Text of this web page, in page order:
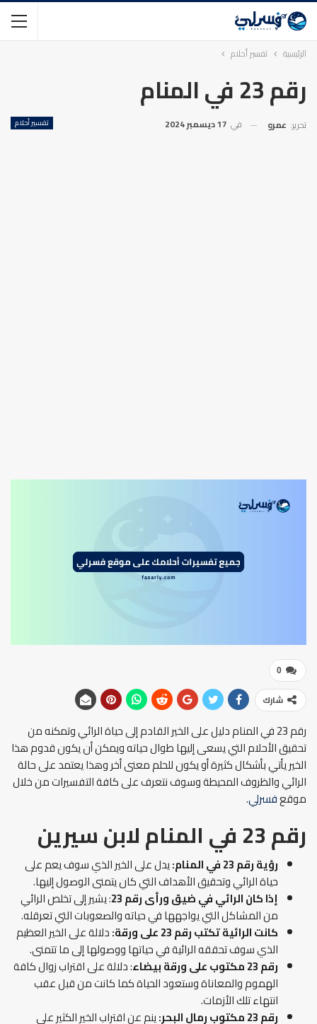
الرئيسية تفسير أحلام
رقم 23 في المنام
تفسير أحلام تحرير: عمرو في 17 ديسمبر 2024
0
شارك
رقم 23 في المنام دليل على الخير القادم إلى حياة الرائي وتمكنه من
تحقيق الأحلام التي يسعى إليها طوال حياته ويمكن أن يكون قدوم هذا
الخير يأتي بأشكال كثيرة أو يكون للحلم معنى أخر وهذا يعتمد على حالة
الرائي والظروف المحيطة وسوف نتعرف على كافة التفسيرات من خلال
موقعفسرلي.
رقم 23 في المنام لابن سيرين
رؤية رقم 23 في المنام:
يدل على الخير الذي سوف يعم على
حياة الرائي وتحقيق الأهداف التي كان يتمنى الوصول إليها.
إذا كان الرائي في ضيق ورأى رقم 23
: يشير إلى تخلص الرائي
من المشاكل التي يواجهها في حياته والصعوبات التي تعرقله.
كانت الرائية تكتب رقم 23 على ورقة:
دلالة على الخير العظيم
الذي سوف تحققه الرائية في حياتها ووصولها إلى ما تتمنى.
رقم 23 مكتوب على ورقة بيضاء
: دلالة على اقتراب زوال كافة
الهموم والمعاناة وستعود الحياة كما كانت من قبل عقب
انتهاء تلك الأزمات.
رقم 23 مكتوب رمال البحر:
ينم عن اقتراب الخير الكثير على